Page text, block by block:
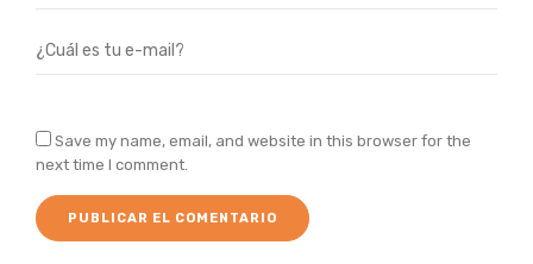
Save my name, email, and website in this browser for the
next time I comment.